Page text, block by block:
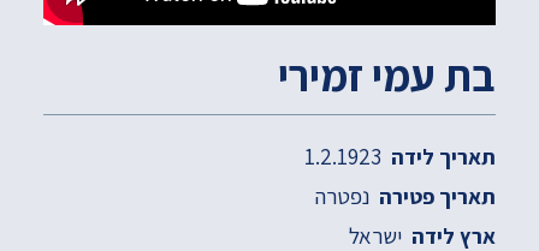
בת עמי זמירי
תאריך לידה
תאריך פטירה נפטרה
ארץ לידה ישראל